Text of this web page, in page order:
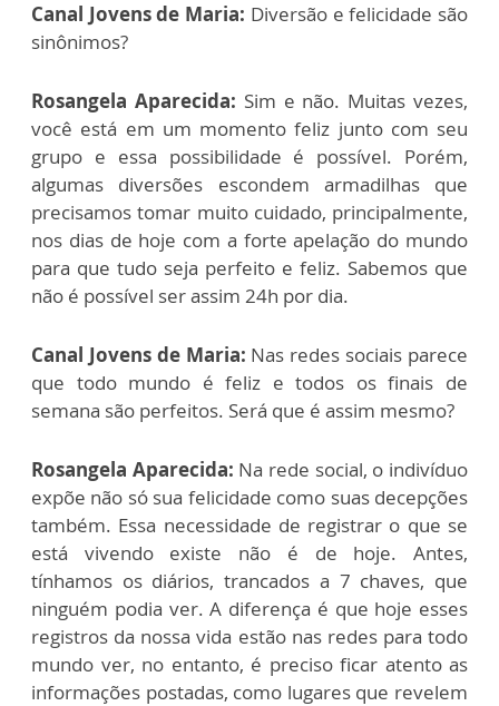
Canal Jovens de Maria: Diversão e felicidade são
sinônimos?
Rosangela Aparecida: Sim e não. Muitas vezes,
você está em um momento feliz junto com seu
grupo e essa possibilidade é possível. Porém,
algumas diversões escondem armadilhas que
precisamos tomar muito cuidado, principalmente,
nos dias de hoje com a forte apelação do mundo
para que tudo seja perfeito e feliz. Sabemos que
não é possível ser assim 24h por dia.
Canal Jovens de Maria: Nas redes sociais parece
que todo mundo é feliz e todos os finais de
semana são perfeitos. Será que é assim mesmo?
Rosangela Aparecida: Na rede social, o indivíduo
expõe não só sua felicidade como suas decepções
também. Essa necessidade de registrar o que se
está vivendo existe não é de hoje. Antes,
tínhamos os diários, trancados a 7 chaves, que
ninguém podia ver. A diferença é que hoje esses
registros da nossa vida estão nas redes para todo
mundo ver, no entanto, é preciso ficar atento as
informações postadas, como lugares que revelem